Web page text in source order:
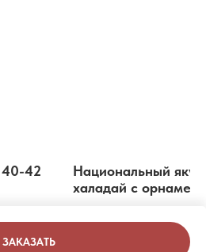
ЗАКАЗАТЬ
40-42
Национальный
халадай с